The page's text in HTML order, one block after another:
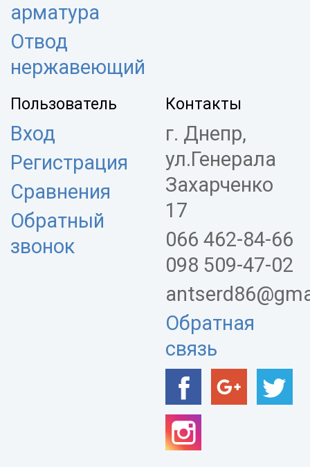
арматура
Отвод
нержавеющий
Пользователь
Вход
Регистрация
Сравнения
Обратный
звонок
Контакты
г. Днепр,
ул.Генерала
Захарченко
17
066 462-84-66
098 509-47-02
Обратная
связь